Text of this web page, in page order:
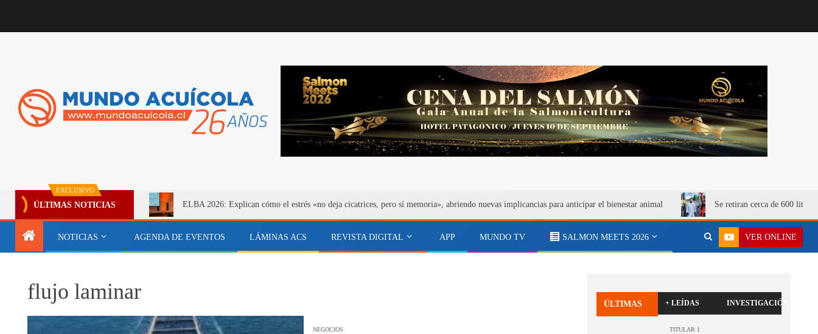
EXCLUSIVO
ÚLTIMAS NOTICIAS ELBA 2026: Explican cómo el estrés «no deja cicatrices, pero sí memoria», abriendo nuevas implicancias para anticipar el bienestar animal Se retiran cerca de 600 litros
NOTICIAS AGENDA DE EVENTOS LÁMINAS ACS REVISTA DIGITAL APP MUNDO TV SALMON MEETS 2026 VER ONLINE
flujo laminar
NEGOCIOS
ÚLTIMAS + LEÍDAS INVESTIGACIÓN
TITULAR 1